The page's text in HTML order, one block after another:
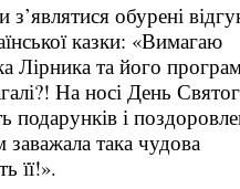
обурені
казки: «Вимагаю
Лірника та його
На носі День
і
така чудова
її!».